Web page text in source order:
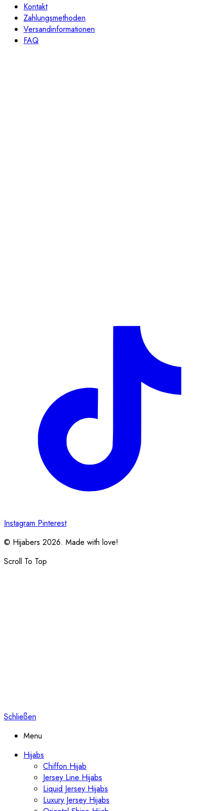
Kontakt
Zahlungsmethoden
Versandinformationen
FAQ
Instagram Pinterest
© Hijabers 2026. Made with love!
Scroll To Top
Schließen
Menu
Hijabs
Chiffon Hijab
Jersey Line Hijabs
Liquid Jersey Hijabs
Luxury Jersey Hijabs